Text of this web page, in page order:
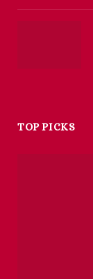
TOP PICKS